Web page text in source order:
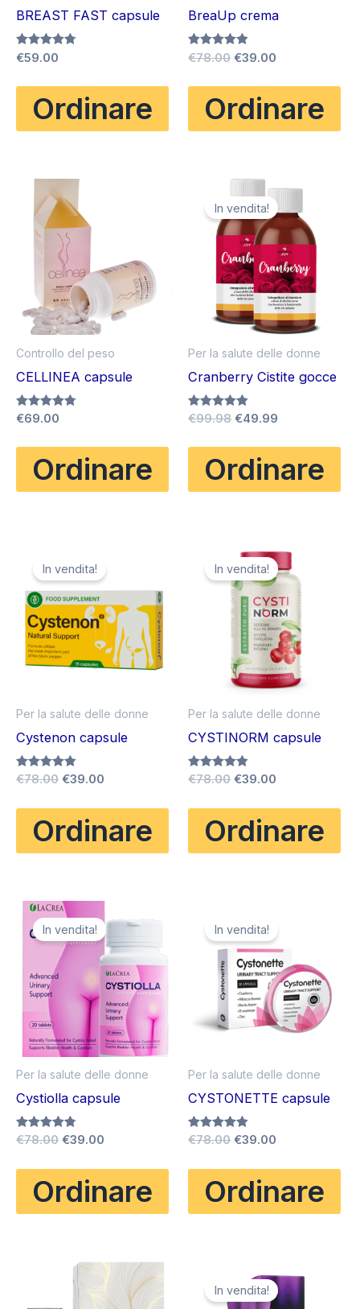
BREAST FAST capsule
Valutato
€59.00
Ordinare
BreaUp crema
Valutato
€78.00 Il
originale
era:
€78.00.
€39.00
attuale
è:
€39.00.
Ordinare
Controllo del peso
CELLINEA capsule
Valutato
€69.00
Ordinare
In vendita!
Per la salute delle donne
Cranberry Cistite gocce
Valutato
€99.98 Il
originale
era:
€99.98.
€49.99
attuale
è:
€49.99.
Ordinare
In vendita!
Per la salute delle donne
Cystenon capsule
Valutato
€78.00 Il
originale
era:
€78.00.
€39.00
attuale
è:
€39.00.
Ordinare
In vendita!
Per la salute delle donne
CYSTINORM capsule
Valutato
€78.00 Il
originale
era:
€78.00.
€39.00
attuale
è:
€39.00.
Ordinare
In vendita!
Per la salute delle donne
Cystiolla capsule
Valutato
€78.00 Il
originale
era:
€78.00.
€39.00
attuale
è:
€39.00.
Ordinare
In vendita!
Per la salute delle donne
CYSTONETTE capsule
Valutato
€78.00 Il
originale
era:
€78.00.
€39.00
attuale
è:
€39.00.
Ordinare
In vendita!